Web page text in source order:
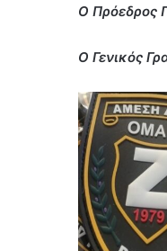
Ο Πρόεδρος
Ο Γενικός